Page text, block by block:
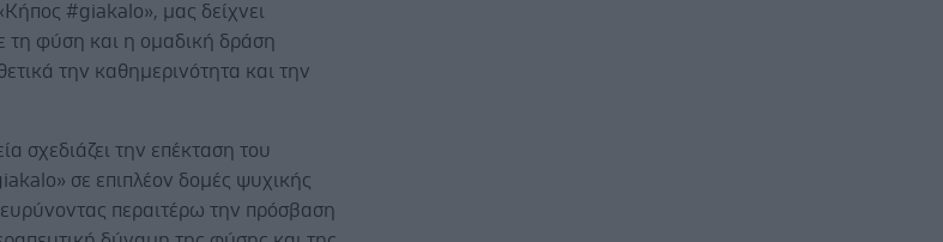
#giakalo», μας δείχνει
φύση και η ομαδική δράση
την καθημερινότητα και την
σχεδιάζει την επέκταση του
σε επιπλέον δομές ψυχικής
περαιτέρω την πρόσβαση